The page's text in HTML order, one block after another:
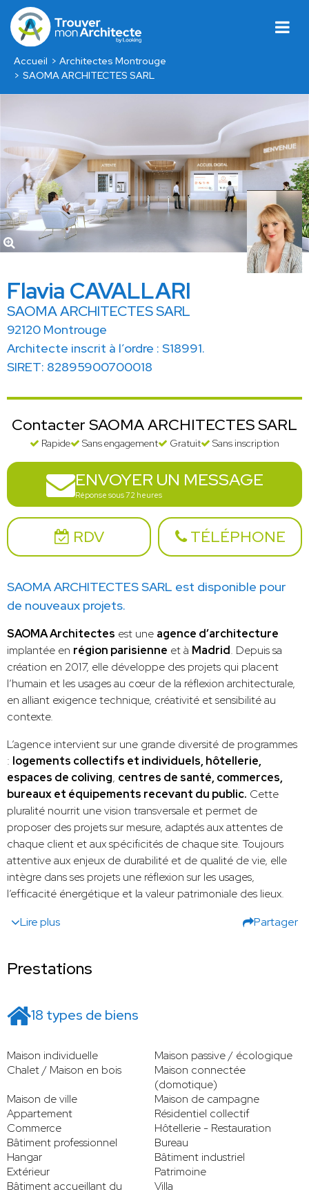
Accueil
Architectes Montrouge
SAOMA ARCHITECTES SARL
Flavia CAVALLARI
SAOMA ARCHITECTES SARL
92120 Montrouge
Architecte inscrit à l’ordre : S18991.
SIRET: 82895900700018
Contacter SAOMA ARCHITECTES SARL
Rapide Sans engagement Gratuit Sans inscription
ENVOYER UN MESSAGE
Réponse sous 72 heures
RDV TÉLÉPHONE
SAOMA ARCHITECTES SARL est disponible pour
de nouveaux projets.
SAOMA Architectes est une agence d’architecture
implantée en région parisienne et à Madrid. Depuis sa
création en 2017, elle développe des projets qui placent
l’humain et les usages au cœur de la réflexion architecturale,
en alliant exigence technique, créativité et sensibilité au
contexte.
L’agence intervient sur une grande diversité de programmes
: logements collectifs et individuels, hôtellerie,
espaces de coliving, centres de santé, commerces,
bureaux et équipements recevant du public. Cette
pluralité nourrit une vision transversale et permet de
proposer des projets sur mesure, adaptés aux attentes de
chaque client et aux spécificités de chaque site. Toujours
attentive aux enjeux de durabilité et de qualité de vie, elle
intègre dans ses projets une réflexion sur les usages,
l’efficacité énergétique et la valeur patrimoniale des lieux.
Lire plus
Partager
Prestations
18 types de biens
Maison individuelle
Maison passive / écologique
Chalet / Maison en bois
Maison connectée
(domotique)
Maison de ville
Maison de campagne
Appartement
Résidentiel collectif
Commerce
Hôtellerie - Restauration
Bâtiment professionnel
Bureau
Hangar
Bâtiment industriel
Extérieur
Patrimoine
Bâtiment accueillant du
Villa